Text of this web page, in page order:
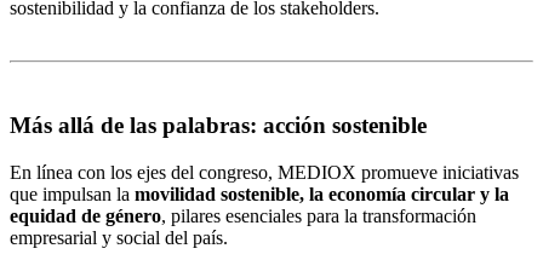
sostenibilidad y la confianza de los stakeholders.
Más allá de las palabras: acción sostenible
En línea con los ejes del congreso, MEDIOX promueve iniciativas
que impulsan la movilidad sostenible, la economía circular y la
equidad de género, pilares esenciales para la transformación
empresarial y social del país.